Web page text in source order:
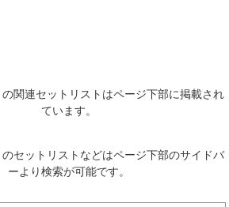
関連セットリストはページ下部に掲載され
ています。
セットリストなどはページ下部のサイドバ
ーより検索が可能です。